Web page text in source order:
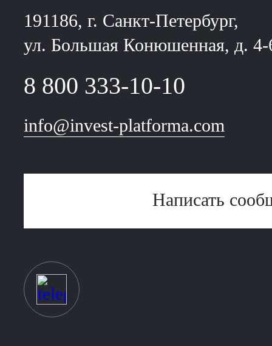
191186, г. Санкт-Петербург,
ул. Большая Конюшенная, д.
8 800 333-10-10
info@invest-platforma.com
Написать